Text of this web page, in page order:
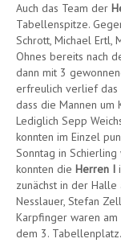
Auch das Team der
Tabellenspitze.
Schrott, Michael Ertl,
Ohnes bereits nach
dann mit 3
erfreulich verlief
dass die Mannen um
Lediglich Sepp
konnten im Einzel
Sonntag in
konnten die Herren I
zunächst in der Halle
Nesslauer, Stefan
Karpfinger waren
dem 3. Tabellenplatz.